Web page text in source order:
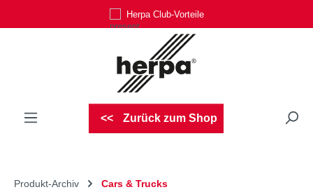
Zum Hauptinhalt springenHerpa Club-Vorteile
Zurück zum Shop
Produkt-Archiv Cars & Trucks